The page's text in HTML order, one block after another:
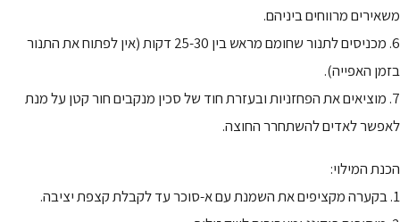
משאירים מרווחים ביניהם.
6. מכניסים לתנור שחומם מראש בין 25-30 דקות (אין לפתוח את התנור
בזמן האפייה).
7. מוציאים את הפחזניות ובעזרת חוד של סכין מנקבים חור קטן על מנת
לאפשר לאדים להשתחרר החוצה.
הכנת המילוי:
1. בקערה מקציפים את השמנת עם א-סוכר עד לקבלת קצפת יציבה.